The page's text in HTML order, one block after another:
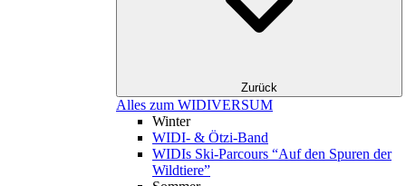
Zurück
Alles zum WIDIVERSUM
Winter
WIDI- & Ötzi-Band
WIDIs Ski-Parcours “Auf den Spuren der
Wildtiere”